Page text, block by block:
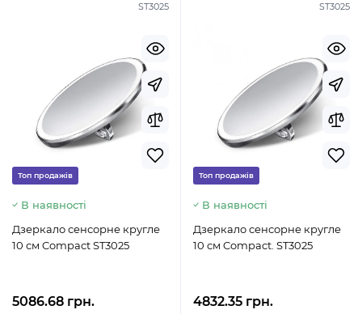
ST3025
Топ продажів
В наявності
Дзеркало сенсорне кругле
10 см Compact ST3025
5086.68 грн.
ST3025
Топ продажів
В наявності
Дзеркало сенсорне кругле
10 см Compact. ST3025
4832.35 грн.